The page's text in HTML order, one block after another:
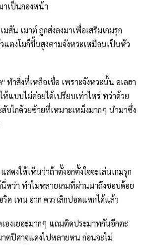
าเป็นกองหน้า
มสัน เมาต์ ถูกส่งลงมาเพื่อเสริมเกมรุก
แตงโมก็ขึ้นสูงตามจังหวะเหมือนเป็นหัว
ทำสิ่งที่เหลือเชื่อ เพราะจังหวะนั้น อเลฮา
ห้แบบไม่ค่อยได้เปรียบเท่าไหร่ ทว่าด้วย
บไกด้วยซ้ายที่เหมาะเหม็งมากๆ นำมาซึ่ง
ดงให้เห็นว่าถ้าตั้งอกตั้งใจจะเล่นเกมรุก
หว่า ทำไมหลายเกมที่ผ่านมาถึงชอบด้อย
ค เทน ฮาก ควรเลิกปอดแหกได้แล้ว
องเยอะมากๆ แถมติดประมาทกันอีกตะ
ตปีศาจแดงไปหลายหน ก่อนจะไม่